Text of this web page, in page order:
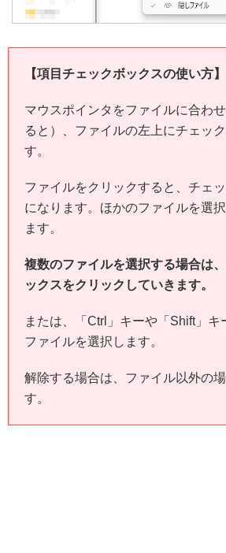
【項目チェックボックスの使い方】
マウスポインタをファイルに合わ
ると）、ファイルの左上にチェッ
す。
ファイルをクリックすると、チェ
になります。ほかのファイルを選
ます。
複数のファイルを選択する場合は
ックスをクリックしていきます。
または、「Ctrl」キーや「Shift」キ
ファイルを選択します。
解除する場合は、ファイル以外の
す。